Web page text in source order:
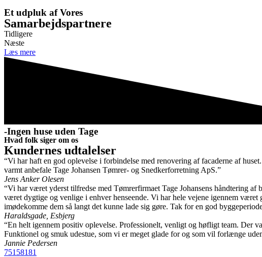
Et udpluk af Vores
Samarbejdspartnere
Tidligere
Næste
Læs mere
-Ingen huse uden Tage
Hvad folk siger om os
Kundernes udtalelser
“Vi har haft en god oplevelse i forbindelse med renovering af facaderne af
varmt anbefale Tage Johansen Tømrer- og Snedkerforretning ApS.”
Jens Anker Olesen
“Vi har været yderst tilfredse med Tømrerfirmaet Tage Johansens håndtering
været dygtige og venlige i enhver henseende. Vi har hele vejene igennem
imødekomme dem så langt det kunne lade sig gøre. Tak for en god
Haraldsgade, Esbjerg
“En helt igennem positiv oplevelse. Professionelt, venligt og høfligt team.
Funktionel og smuk udestue, som vi er meget glade for og som vil forlænge
Jannie Pedersen
75158181